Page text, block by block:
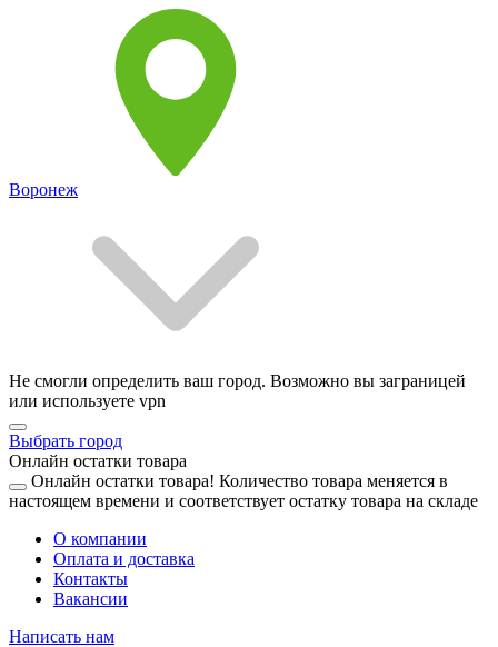
Воронеж
Не смогли определить ваш город. Возможно вы заграницей
или используете vpn
Выбрать город
Онлайн остатки товара
Онлайн остатки товара! Количество товара меняется в
настоящем времени и соответствует остатку товара на складе
О компании
Оплата и доставка
Контакты
Вакансии
Написать нам